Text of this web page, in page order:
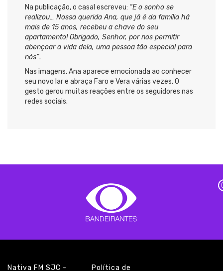
Na publicação, o casal escreveu: “E o sonho se
realizou… Nossa querida Ana, que já é da família há
mais de 15 anos, recebeu a chave do seu
apartamento! Obrigado, Senhor, por nos permitir
abençoar a vida dela, uma pessoa tão especial para
nós”.
Nas imagens, Ana aparece emocionada ao conhecer
seu novo lar e abraça Faro e Vera várias vezes. O
gesto gerou muitas reações entre os seguidores nas
redes sociais.
Nativa FM SJC -
Política de